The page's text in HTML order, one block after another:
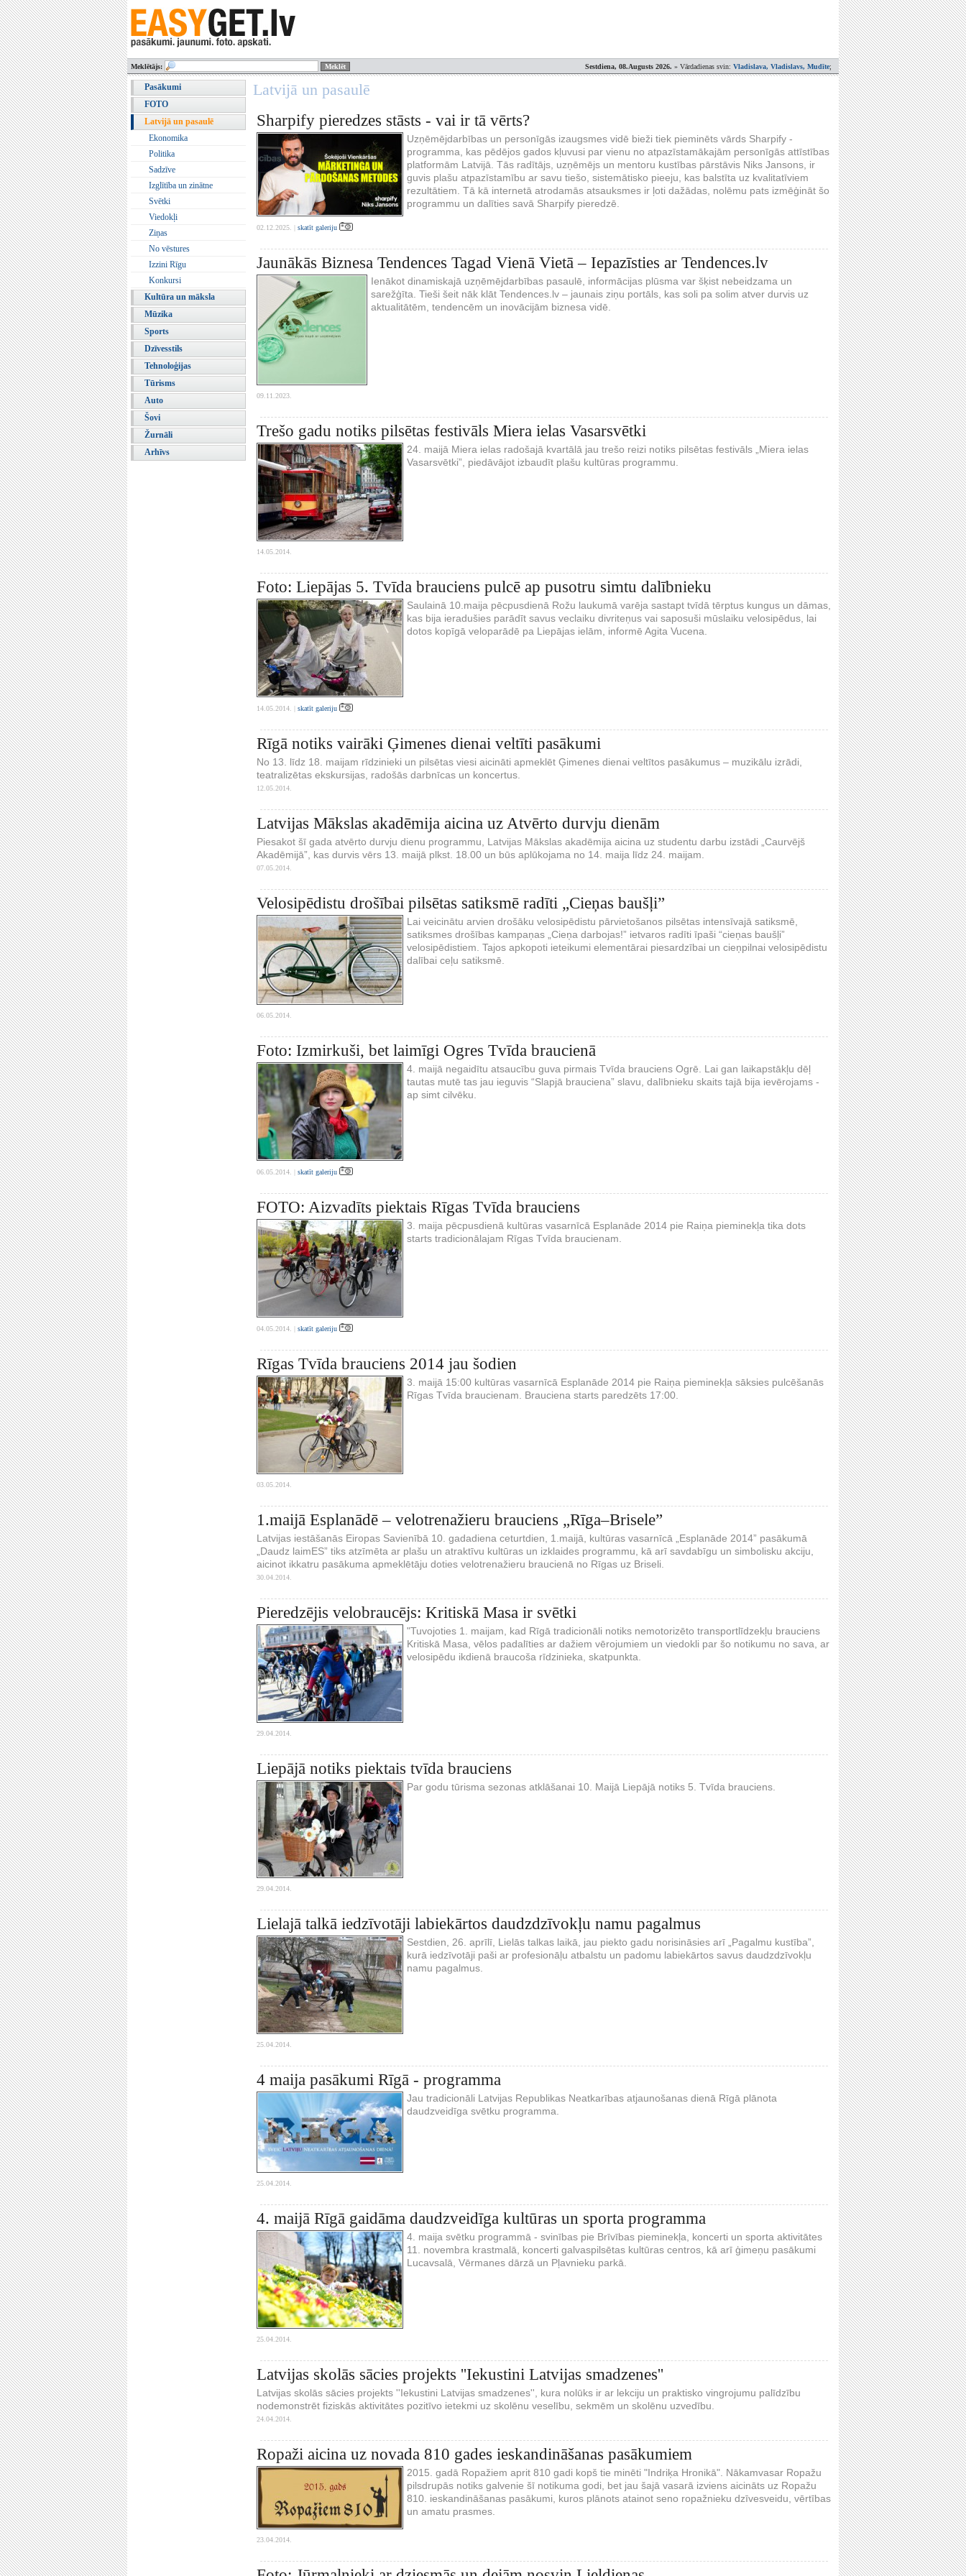
Sestdiena, 08.Augusts 2026. » Vārdadienas svin: Vladislava, Vladislavs, Mudīte;
Meklētājs:
Pasākumi
FOTO
Latvijā un pasaulē
Ekonomika
Politika
Sadzīve
Izglītība un zinātne
Svētki
Viedokļi
Ziņas
No vēstures
Izzini Rīgu
Konkursi
Kultūra un māksla
Mūzika
Sports
Dzīvesstils
Tehnoloģijas
Tūrisms
Auto
Šovi
Žurnāli
Arhīvs
Latvijā un pasaulē
Sharpify pieredzes stāsts - vai ir tā vērts?
Uzņēmējdarbības un personīgās izaugsmes vidē bieži tiek pieminēts vārds Sharpify -
programma, kas pēdējos gados kļuvusi par vienu no atpazīstamākajām personīgās attīstības
platformām Latvijā. Tās radītājs, uzņēmējs un mentoru kustības pārstāvis Niks Jansons, ir
guvis plašu atpazīstamību ar savu tiešo, sistemātisko pieeju, kas balstīta uz kvalitatīviem
rezultātiem. Tā kā internetā atrodamās atsauksmes ir ļoti dažādas, nolēmu pats izmēģināt šo
programmu un dalīties savā Sharpify pieredzē.
02.12.2025. | skatīt galeriju
Jaunākās Biznesa Tendences Tagad Vienā Vietā – Iepazīsties ar Tendences.lv
Ienākot dinamiskajā uzņēmējdarbības pasaulē, informācijas plūsma var šķist nebeidzama un
sarežģīta. Tieši šeit nāk klāt Tendences.lv – jaunais ziņu portāls, kas soli pa solim atver durvis uz
aktualitātēm, tendencēm un inovācijām biznesa vidē.
09.11.2023.
Trešo gadu notiks pilsētas festivāls Miera ielas Vasarsvētki
24. maijā Miera ielas radošajā kvartālā jau trešo reizi notiks pilsētas festivāls „Miera ielas
Vasarsvētki”, piedāvājot izbaudīt plašu kultūras programmu.
14.05.2014.
Foto: Liepājas 5. Tvīda brauciens pulcē ap pusotru simtu dalībnieku
Saulainā 10.maija pēcpusdienā Rožu laukumā varēja sastapt tvīdā tērptus kungus un dāmas,
kas bija ieradušies parādīt savus veclaiku divriteņus vai saposuši mūslaiku velosipēdus, lai
dotos kopīgā veloparādē pa Liepājas ielām, informē Agita Vucena.
14.05.2014. | skatīt galeriju
Rīgā notiks vairāki Ģimenes dienai veltīti pasākumi
No 13. līdz 18. maijam rīdzinieki un pilsētas viesi aicināti apmeklēt Ģimenes dienai veltītos pasākumus – muzikālu izrādi,
teatralizētas ekskursijas, radošās darbnīcas un koncertus.
12.05.2014.
Latvijas Mākslas akadēmija aicina uz Atvērto durvju dienām
Piesakot šī gada atvērto durvju dienu programmu, Latvijas Mākslas akadēmija aicina uz studentu darbu izstādi „Caurvējš
Akadēmijā”, kas durvis vērs 13. maijā plkst. 18.00 un būs aplūkojama no 14. maija līdz 24. maijam.
07.05.2014.
Velosipēdistu drošībai pilsētas satiksmē radīti „Cieņas baušļi”
Lai veicinātu arvien drošāku velosipēdistu pārvietošanos pilsētas intensīvajā satiksmē,
satiksmes drošības kampaņas „Cieņa darbojas!” ietvaros radīti īpaši “cieņas baušļi”
velosipēdistiem. Tajos apkopoti ieteikumi elementārai piesardzībai un cieņpilnai velosipēdistu
dalībai ceļu satiksmē.
06.05.2014.
Foto: Izmirkuši, bet laimīgi Ogres Tvīda braucienā
4. maijā negaidītu atsaucību guva pirmais Tvīda brauciens Ogrē. Lai gan laikapstākļu dēļ
tautas mutē tas jau ieguvis “Slapjā brauciena” slavu, dalībnieku skaits tajā bija ievērojams -
ap simt cilvēku.
06.05.2014. | skatīt galeriju
FOTO: Aizvadīts piektais Rīgas Tvīda brauciens
3. maija pēcpusdienā kultūras vasarnīcā Esplanāde 2014 pie Raiņa pieminekļa tika dots
starts tradicionālajam Rīgas Tvīda braucienam.
04.05.2014. | skatīt galeriju
Rīgas Tvīda brauciens 2014 jau šodien
3. maijā 15:00 kultūras vasarnīcā Esplanāde 2014 pie Raiņa pieminekļa sāksies pulcēšanās
Rīgas Tvīda braucienam. Brauciena starts paredzēts 17:00.
03.05.2014.
1.maijā Esplanādē – velotrenažieru brauciens „Rīga–Brisele”
Latvijas iestāšanās Eiropas Savienībā 10. gadadiena ceturtdien, 1.maijā, kultūras vasarnīcā „Esplanāde 2014” pasākumā
„Daudz laimES” tiks atzīmēta ar plašu un atraktīvu kultūras un izklaides programmu, kā arī savdabīgu un simbolisku akciju,
aicinot ikkatru pasākuma apmeklētāju doties velotrenažieru braucienā no Rīgas uz Briseli.
30.04.2014.
Pieredzējis velobraucējs: Kritiskā Masa ir svētki
"Tuvojoties 1. maijam, kad Rīgā tradicionāli notiks nemotorizēto transportlīdzekļu brauciens
Kritiskā Masa, vēlos padalīties ar dažiem vērojumiem un viedokli par šo notikumu no sava, ar
velosipēdu ikdienā braucoša rīdzinieka, skatpunkta.
29.04.2014.
Liepājā notiks piektais tvīda brauciens
Par godu tūrisma sezonas atklāšanai 10. Maijā Liepājā notiks 5. Tvīda brauciens.
29.04.2014.
Lielajā talkā iedzīvotāji labiekārtos daudzdzīvokļu namu pagalmus
Sestdien, 26. aprīlī, Lielās talkas laikā, jau piekto gadu norisināsies arī „Pagalmu kustība”,
kurā iedzīvotāji paši ar profesionāļu atbalstu un padomu labiekārtos savus daudzdzīvokļu
namu pagalmus.
25.04.2014.
4 maija pasākumi Rīgā - programma
Jau tradicionāli Latvijas Republikas Neatkarības atjaunošanas dienā Rīgā plānota
daudzveidīga svētku programma.
25.04.2014.
4. maijā Rīgā gaidāma daudzveidīga kultūras un sporta programma
4. maija svētku programmā - svinības pie Brīvības pieminekļa, koncerti un sporta aktivitātes
11. novembra krastmalā, koncerti galvaspilsētas kultūras centros, kā arī ģimeņu pasākumi
Lucavsalā, Vērmanes dārzā un Pļavnieku parkā.
25.04.2014.
Latvijas skolās sācies projekts ''Iekustini Latvijas smadzenes''
Latvijas skolās sācies projekts ''Iekustini Latvijas smadzenes'', kura nolūks ir ar lekciju un praktisko vingrojumu palīdzību
nodemonstrēt fiziskās aktivitātes pozitīvo ietekmi uz skolēnu veselību, sekmēm un skolēnu uzvedību.
24.04.2014.
Ropaži aicina uz novada 810 gades ieskandināšanas pasākumiem
2015. gadā Ropažiem aprit 810 gadi kopš tie minēti "Indriķa Hronikā". Nākamvasar Ropažu
pilsdrupās notiks galvenie šī notikuma godi, bet jau šajā vasarā izviens aicināts uz Ropažu
810. ieskandināšanas pasākumi, kuros plānots atainot seno ropažnieku dzīvesveidu, vērtības
un amatu prasmes.
23.04.2014.